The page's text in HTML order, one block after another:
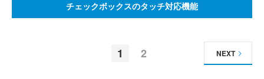
チェックボックスのタッチ対応機能
1 2 NEXT